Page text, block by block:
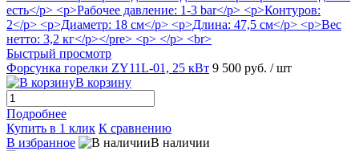
Быстрый просмотр
Форсунка горелки ZY11L-01, 25 кВт 9 500 руб. / шт
В корзину
Подробнее
Купить в 1 клик К сравнению
В избранное
В наличии